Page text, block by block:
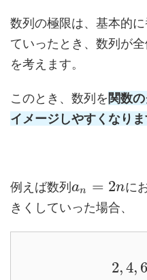
数列の極限は、基本的
ていったとき、数列が
を考えます。
このとき、数列を関数
イメージしやすくなりま
例えば数列an = 2nに
きくしていった場合、
2,4, 6